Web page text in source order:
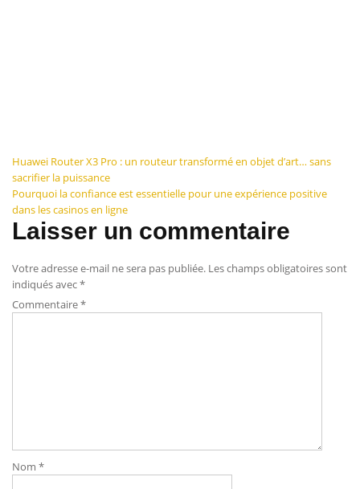
Navigation
de
l’article
Huawei Router X3 Pro : un routeur transformé en objet d’art… sans
sacrifier la puissance
Pourquoi la confiance est essentielle pour une expérience positive
dans les casinos en ligne
Laisser un commentaire
Votre adresse e-mail ne sera pas publiée. Les champs obligatoires sont
indiqués avec*
Commentaire*
Nom *